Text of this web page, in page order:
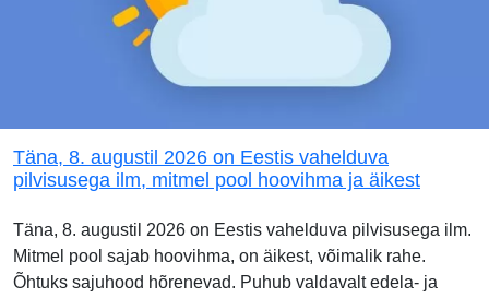
Täna, 8. augustil 2026 on Eestis vahelduva
pilvisusega ilm, mitmel pool hoovihma ja äikest
Täna, 8. augustil 2026 on Eestis vahelduva pilvisusega ilm.
Mitmel pool sajab hoovihma, on äikest, võimalik rahe.
Õhtuks sajuhood hõrenevad. Puhub valdavalt edela- ja